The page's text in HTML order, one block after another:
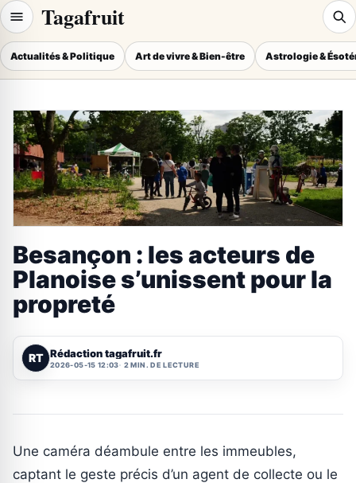
Tagafruit
Actualités & Politique Art de vivre & Bien-être Astrologie &
Besançon : les acteurs de
Planoise s’unissent pour la
propreté
RT Rédaction tagafruit.fr
2026-05-15 12:03 2 MIN. DE LECTURE
Une caméra déambule entre les immeubles,
captant le geste précis d’un agent de collecte ou le